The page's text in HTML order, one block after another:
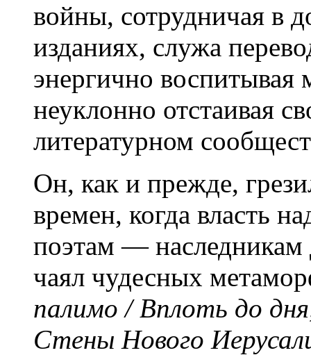
войны, сотрудничая в
изданиях, служа
энергично воспитывая
неуклонно отстаивая
литературном
Он, как и прежде,
времен, когда власть
поэтам — наследникам
чаял чудесных
палимо / Вплоть до
Стены Нового